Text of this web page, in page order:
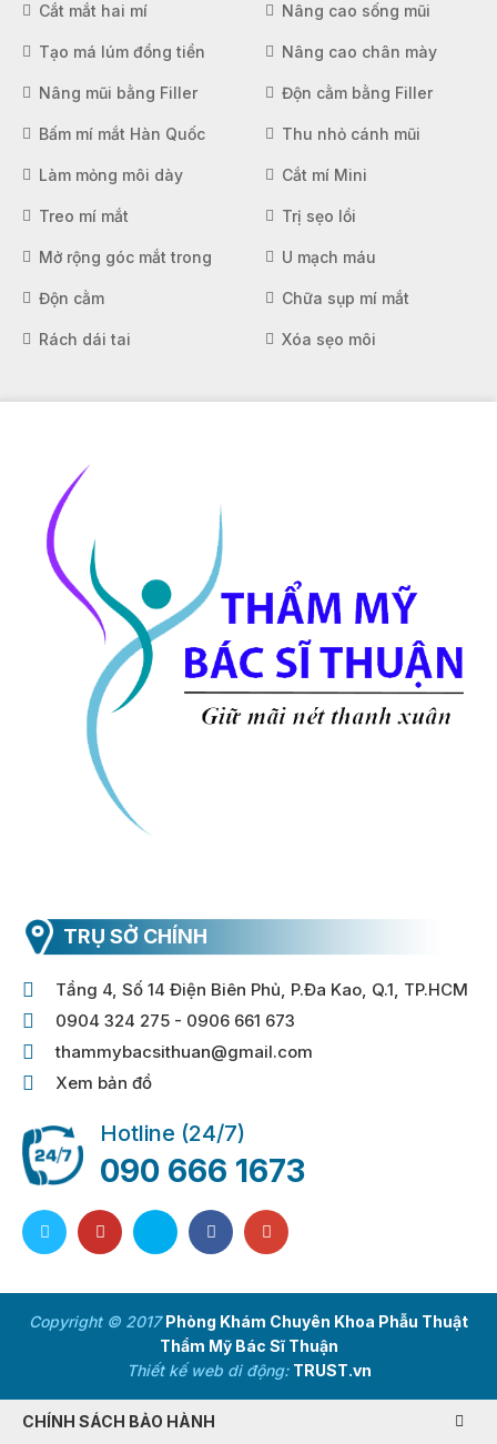
Cắt mắt hai mí Nâng cao sống mũi
Tạo má lúm đồng tiền Nâng cao chân mày
Nâng mũi bằng Filler Độn cằm bằng Filler
Bấm mí mắt Hàn Quốc Thu nhỏ cánh mũi
Làm mỏng môi dày Cắt mí Mini
Treo mí mắt Trị sẹo lồi
Mở rộng góc mắt trong U mạch máu
Độn cằm Chữa sụp mí mắt
Rách dái tai Xóa sẹo môi
TRỤ SỞ CHÍNH
Tầng 4, Số 14 Điện Biên Phủ, P.Đa Kao, Q.1, TP.HCM
0904 324 275 - 0906 661 673
thammybacsithuan@gmail.com
Xem bản đồ
Hotline (24/7)
090 666 1673
Copyright © 2017Phòng Khám Chuyên Khoa Phẫu Thuật
Thẩm Mỹ Bác Sĩ Thuận
Thiết kế web di động: TRUST.vn
CHÍNH SÁCH BẢO HÀNH